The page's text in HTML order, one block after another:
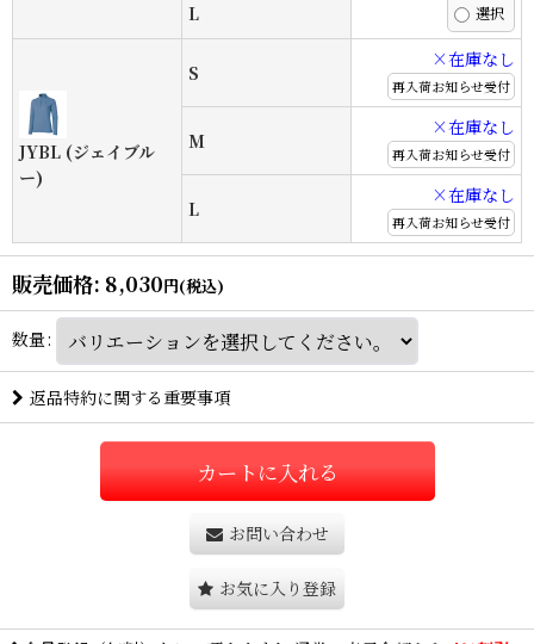
L
JYBL (ジェイブル
ー)
S
×在庫なし
再入荷お知らせ受付
M
×在庫なし
再入荷お知らせ受付
L
×在庫なし
再入荷お知らせ受付
販売価格: 8,030円(税込)
数量:
返品特約に関する重要事項
カートに入れる
お問い合わせ
お気に入り登録